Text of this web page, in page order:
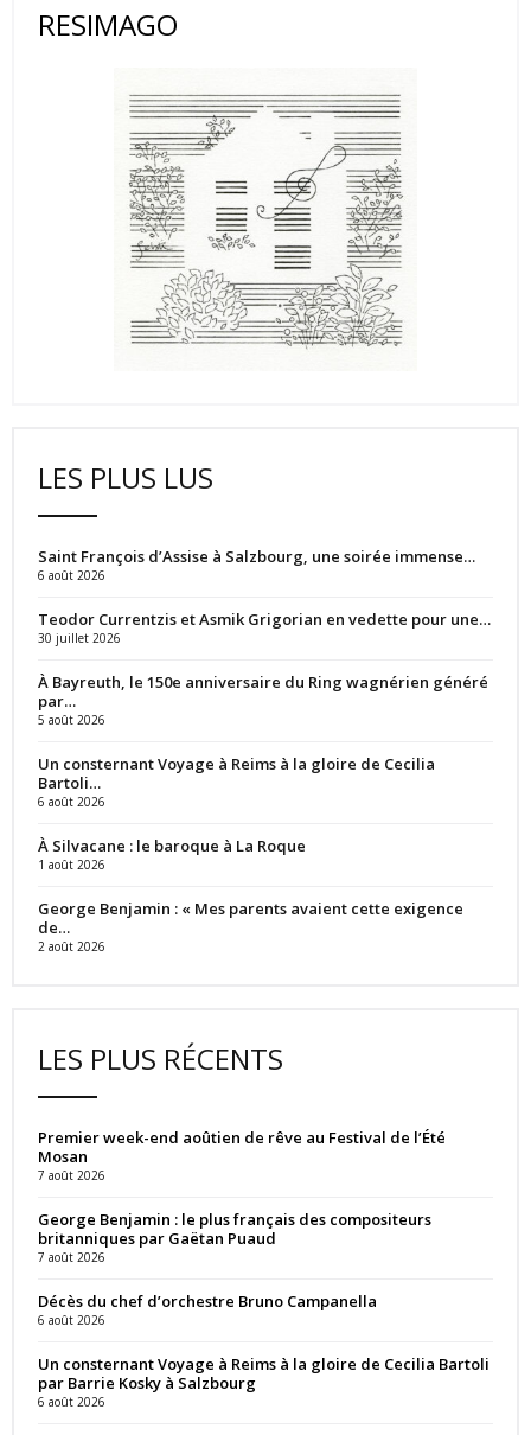
RESIMAGO
LES PLUS LUS
Saint François d’Assise à Salzbourg, une soirée immense…
6 août 2026
Teodor Currentzis et Asmik Grigorian en vedette pour une…
30 juillet 2026
À Bayreuth, le 150e anniversaire du Ring wagnérien généré
par…
5 août 2026
Un consternant Voyage à Reims à la gloire de Cecilia
Bartoli…
6 août 2026
À Silvacane : le baroque à La Roque
1 août 2026
George Benjamin : « Mes parents avaient cette exigence
de…
2 août 2026
LES PLUS RÉCENTS
Premier week-end aoûtien de rêve au Festival de l’Été
Mosan
7 août 2026
George Benjamin : le plus français des compositeurs
britanniques par Gaëtan Puaud
7 août 2026
Décès du chef d’orchestre Bruno Campanella
6 août 2026
Un consternant Voyage à Reims à la gloire de Cecilia Bartoli
par Barrie Kosky à Salzbourg
6 août 2026